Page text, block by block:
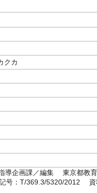
クカ
導企画課／編集 東京都教育
号：T/369.3/5320/2012 資